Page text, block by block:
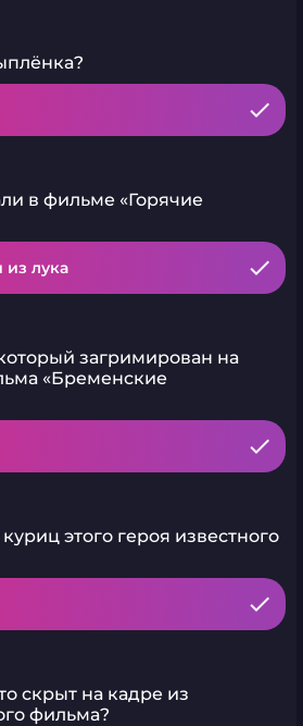
в фильме «Горячие
лука
загримирован на
«Бременские
этого героя известного
скрыт на кадре из
фильма?